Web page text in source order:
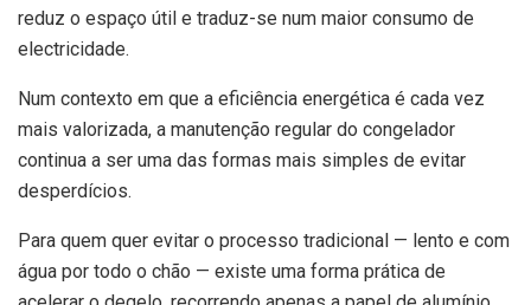
reduz o espaço útil e traduz-se num maior consumo de
electricidade.
Num contexto em que a eficiência energética é cada vez
mais valorizada, a manutenção regular do congelador
continua a ser uma das formas mais simples de evitar
desperdícios.
Para quem quer evitar o processo tradicional — lento e com
água por todo o chão — existe uma forma prática de